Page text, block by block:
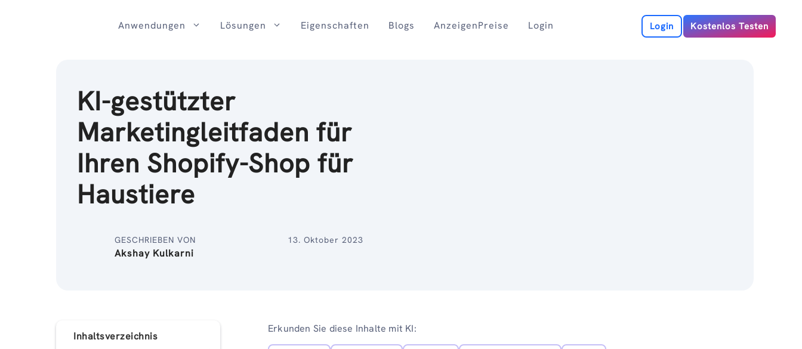
Anwendungen Lösungen Eigenschaften Blogs AnzeigenPreise Login Login Kostenlos Testen
KI-gestützter
Marketingleitfaden für
Ihren Shopify-Shop für
Haustiere
GESCHRIEBEN VON
Akshay Kulkarni
13. Oktober 2023
Inhaltsverzeichnis
Erkunden Sie diese Inhalte mit KI: